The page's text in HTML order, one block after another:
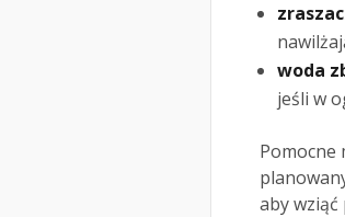
woda
jeśli w
Pomocne
aby